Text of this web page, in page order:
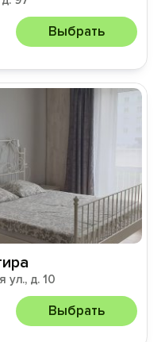
Выбрать
ул., д. 10
Выбрать